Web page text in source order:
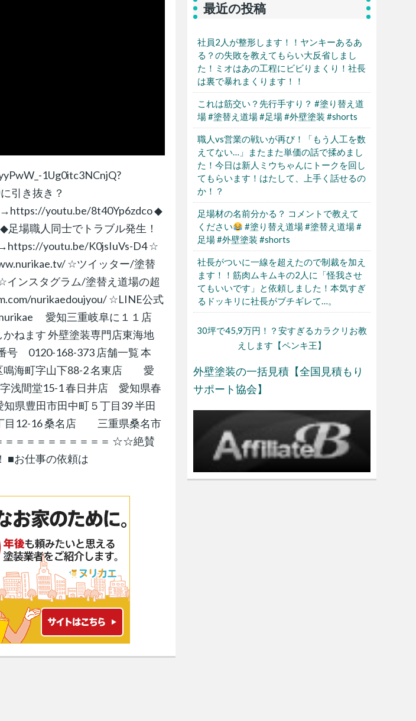
1Ug0itc3NCnjQ?
引き抜き？
youtu.be/8t40Yp6zdco ◆
場職人同士でトラブル発生！
youtu.be/K0jsIuVs-D4 ☆
☆ツイッター/塗替
ンスタグラム/塗替え道場の超
nurikaedoujyou/ ☆LINE公式
愛知三重岐阜に１１店
ねます 外壁塗装専門店東海地
168-373 店舗一覧 本
海町字山下88-2 名東店 愛
浅間堂15-1 春日井店 愛知県春
豊田市田中町５丁目39 半田
目12-16 桑名店 三重県桑名市
＝＝＝＝＝＝＝＝＝＝ ☆☆絶賛
■お仕事の依頼は
最近の投稿
社員2人が整形します！！ヤンキーあるあ
る？の失敗を教えてもらい大反省しまし
た！ミオはあの工程にビビりまくり！社長
は裏で暴れまくります！！
これは筋交い？先行手すり？ #塗り替え道
場 #塗替え道場 #足場 #外壁塗装 #shorts
職人vs営業の戦いが再び！「もう人工を数
えてない…」またまた単価の話で揉めまし
た！今日は新人ミウちゃんにトークを回し
てもらいます！はたして、上手く話せるの
か！？
足場材の名前分かる？ コメントで教えて
ください
#塗り替え道場 #塗替え道場 #
足場 #外壁塗装 #shorts
社長がついに一線を超えたので制裁を加え
ます！！筋肉ムキムキの2人に「怪我させ
てもいいです」と依頼しました！本気すぎ
るドッキリに社長がブチギレて…。
30坪で45,9万円！？安すぎるカラクリお教
えします【ペンキ王】
外壁塗装の一括見積【全国見積もり
サポート協会】